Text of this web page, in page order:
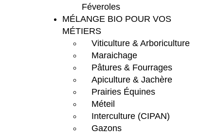
Féveroles
MÉLANGE BIO POUR VOS
MÉTIERS
Viticulture & Arboriculture
Maraichage
Pâtures & Fourrages
Apiculture & Jachère
Prairies Équines
Méteil
Interculture (CIPAN)
Gazons